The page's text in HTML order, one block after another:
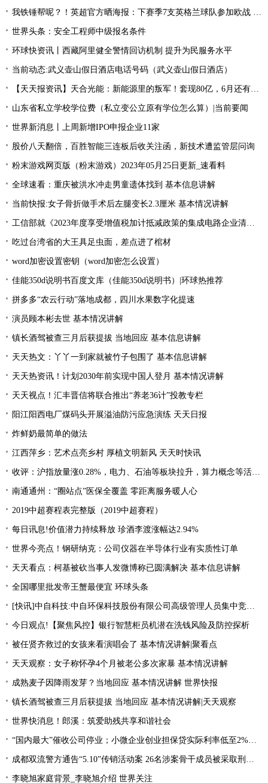
我铁锤帮呢？！英超官方晒海报：下赛季7支英格兰球队参加欧战 全球新动态
世界头条：安全工程师中级报名条件
环球快资讯丨西藏阿里健全警情回访机制 提升为民服务水平
当前动态:武义壶山假日酒店电话号码（武义壶山假日酒店）
【天天报资讯】天合光能：新能源里的叛军！套现80亿，6月还有一个大雷
山东省私立学校学位费（私立变公立原有学位怎么算）|当前要闻
世界新消息丨上周新增IPO申报企业11家
股价八天翻倍，百胜智能三连板后收关注函，新技术遭监管层问询
粉末游戏网页版（粉末游戏）2023年05月25日更新_速看料
全球速看：重庆被洪水冲走男童遗体找到 基本信息讲解
当前快报:女子骨折做手术后左腿变长2.3厘米 基本情况讲解
工信部就《2023年度享受增值税加计抵减政策的集成电路企业清单制定工作有关要求》征求意见
吃过台湾省的大王具足虫面，差点进了棺材
word加密设置密钥（word加密怎么设置）
佳能350d说明书百度文库（佳能350d说明书）|环球热推荐
拼多多“农云行动”落地成都，四川水果数字化提速
演员顾本彬去世 基本情况讲解
镇长酒驾被查三月后获提拔 当地回应 基本信息讲解
天天热文：丫丫一到家就被竹子包围了 基本信息讲解
天天热资讯！计划2030年前实现中国人登月 基本情况讲解
天天视点！汇丰晋信将联合推出“养老36计”投教专栏
阳江阳西电厂煤码头开展溢油防污应急演练 天天日报
炸鲜奶最简单的做法
江西萍乡：艺术点亮乡村 厚植文明新风 天天时快讯
收评：沪指放量涨0.28%，电力、石油等板块拉升，算力概念等活跃 每日关注
南通通州：“圈站点”医保全覆盖 零距离服务暖人心
2019中超赛程表完整版（2019中超赛程）
每日讯息!价值潜力持续释放 珍酒李渡涨幅达2.94%
世界今亮点！钢研纳克：公司仪器在半导体行业有实质性订单
天天看点：柯基被砍当事人发微博称已圆满解决 基本信息讲解
全国哪里批发帝王蟹最便宜 环球头条
[快讯]中自科技:中自环保科技股份有限公司高级管理人员集中竞价减持股份进展|观焦点
今日观点!【聚焦风控】银行智慧柜员机潜在洗钱风险及防控探析
被任贤齐救过的女孩来看演唱会了 基本情况讲解|聚看点
天天观察：女子称怀孕4个月被老公多次家暴 基本情况讲解
成熟麦子因降雨发芽？当地回应 基本情况讲解 世界快报
镇长酒驾被查三月后获提拔 当地回应 基本情况讲解|天天观察
世界快消息！郎溪：筑爱助残共享和谐社会
“国内最大”催收公司停业；小微企业创业担保贷实际利率低至2%左右；趣店、爱财注销小贷牌照丨21消费金融参考-当前看点
成都双流警方通告“5.10”传销活动案 26名涉案骨干成员被采取刑事强制措施 环球热文
李晓旭家庭背景_李晓旭介绍 世界关注